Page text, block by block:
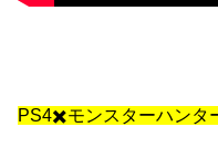
PS4✖️モンスターハン